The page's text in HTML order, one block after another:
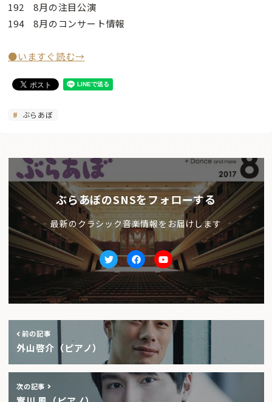
192 8月の注目公演
194 8月のコンサート情報
●いますぐ読む→
ぶらあぼ
ぶらあぼのSNSをフォローする
最新のクラシック音楽情報をお届けします
TwitterfacebookYoutube
前の記事
外山啓介（ピアノ）
次の記事